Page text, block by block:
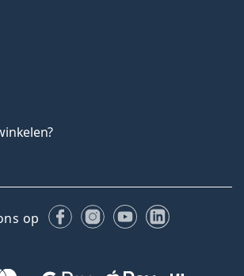
op FacebookInstagram
YouTubeLinkedIn